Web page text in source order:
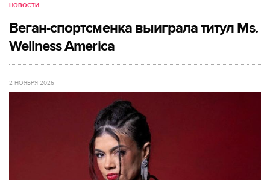
НОВОСТИ
Веган-спортсменка выиграла титул Ms.
Wellness America
2 НОЯБРЯ 2025